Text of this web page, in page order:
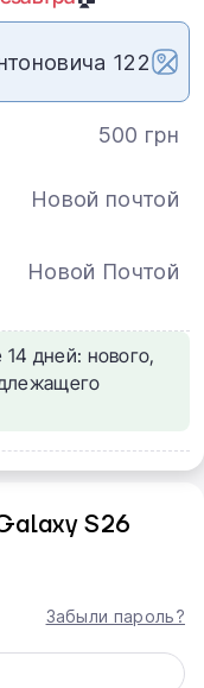
122
500 грн
Новой почтой
Новой Почтой
дней: нового,
S26
высокой
не
Забыли пароль?